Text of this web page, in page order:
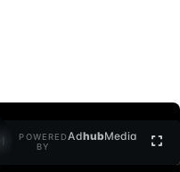
POWERED
BY
AdhubMedia